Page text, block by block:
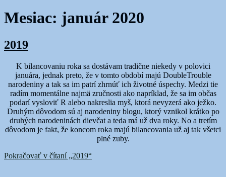
Mesiac: január 2020
2019
K bilancovaniu roka sa dostávam tradične niekedy v polovici
januára, jednak preto, že v tomto období majú DoubleTrouble
narodeniny a tak sa im patrí zhrnúť ich životné úspechy. Medzi tie
radím momentálne najmä zručnosti ako napríklad, že sa im občas
podarí vysloviť R alebo nakreslia myš, ktorá nevyzerá ako ježko.
Druhým dôvodom sú aj narodeniny blogu, ktorý vznikol krátko po
druhých narodeninách dievčat a teda má už dva roky. No a tretím
dôvodom je fakt, že koncom roka majú bilancovania už aj tak všetci
plné zuby.
Pokračovať v čítaní„2019“